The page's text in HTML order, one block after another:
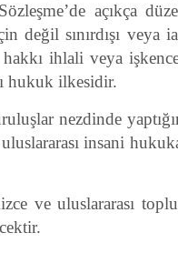
açıkça
değil sınırdışı veya
ihlali veya
hukuk ilkesidir.
nezdinde
insani hukuka
ve uluslararası